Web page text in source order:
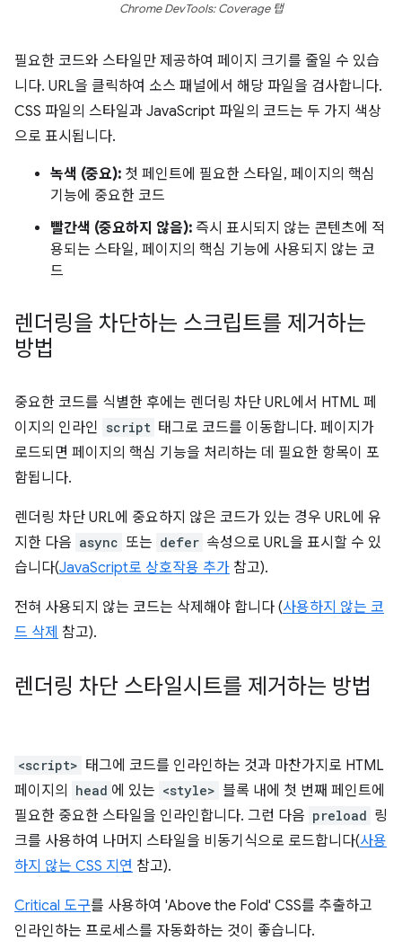
Chrome DevTools: Coverage 탭
필요한 코드와 스타일만 제공하여 페이지 크기를 줄일 수 있습
니다. URL을 클릭하여 소스 패널에서 해당 파일을 검사합니다.
CSS 파일의 스타일과 JavaScript 파일의 코드는 두 가지 색상
으로 표시됩니다.
녹색 (중요): 첫 페인트에 필요한 스타일, 페이지의 핵심
기능에 중요한 코드
빨간색 (중요하지 않음): 즉시 표시되지 않는 콘텐츠에 적
용되는 스타일, 페이지의 핵심 기능에 사용되지 않는 코
드
렌더링을 차단하는 스크립트를 제거하는
방법
중요한 코드를 식별한 후에는 렌더링 차단 URL에서 HTML 페
이지의 인라인 script 태그로 코드를 이동합니다. 페이지가
로드되면 페이지의 핵심 기능을 처리하는 데 필요한 항목이 포
함됩니다.
렌더링 차단 URL에 중요하지 않은 코드가 있는 경우 URL에 유
지한 다음 async 또는 defer 속성으로 URL을 표시할 수 있
습니다(JavaScript로 상호작용 추가 참고).
전혀 사용되지 않는 코드는 삭제해야 합니다 (사용하지 않는 코
드 삭제 참고).
렌더링 차단 스타일시트를 제거하는 방법
<script> 태그에 코드를 인라인하는 것과 마찬가지로 HTML
페이지의
head 에 있는 <style> 블록 내에 첫 번째 페인트에
필요한 중요한 스타일을 인라인합니다. 그런 다음 preload 링
크를 사용하여 나머지 스타일을 비동기식으로 로드합니다(사용
하지 않는 CSS 지연 참고).
Critical 도구를 사용하여 'Above the Fold' CSS를 추출하고
인라인하는 프로세스를 자동화하는 것이 좋습니다.